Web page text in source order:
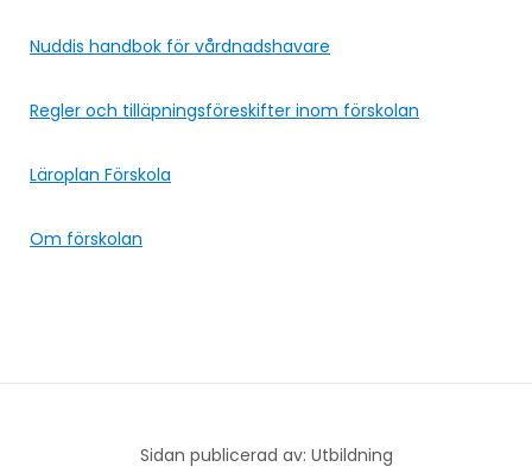
Nuddis handbok för vårdnadshavare
Regler och tilläpningsföreskifter inom förskolan
Läroplan Förskola
Om förskolan
Sidan publicerad av: Utbildning